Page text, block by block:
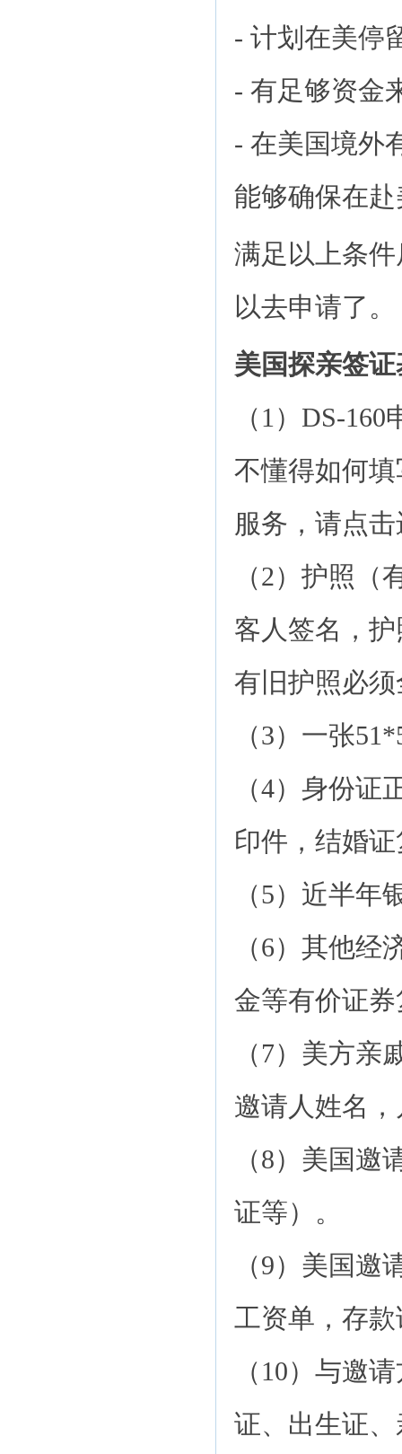
- 计划在美停
- 有足够资金
- 在美国境外
能够确保在
满足以上条
以去申请了。
美国探亲签
（1）DS-
不懂得如何
服务，请点
（2）护照
客人签名，
有旧护照必
（3）一张
（4）身份
印件，结婚
（5）近半年
（6）其他
金等有价证
（7）美方
邀请人姓名
（8）美国
证等）。
（9）美国
工资单，存
（10）与邀
证、出生证